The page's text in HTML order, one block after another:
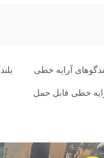
آرایه خطی
خطی قابل حمل